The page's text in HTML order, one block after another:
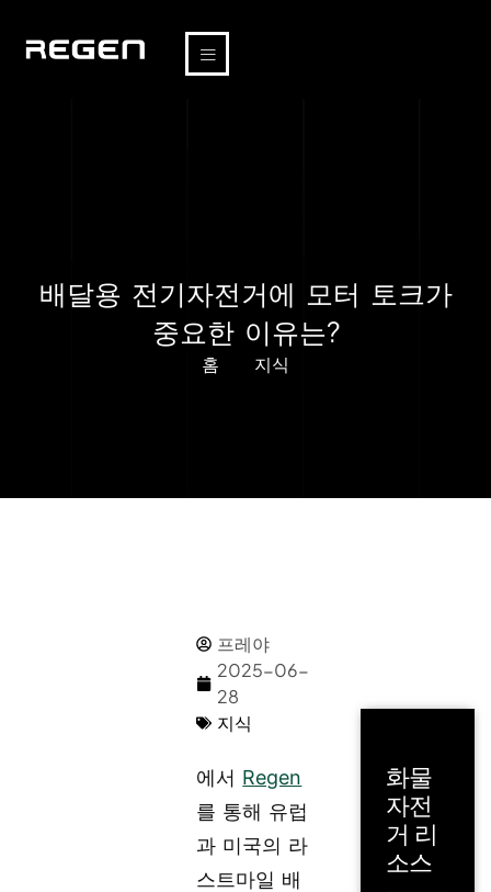
배달용 전기자전거에 모터 토크가
중요한 이유는?
홈 지식
프레야
2025-06-
28
지식
에서 Regen
를 통해 유럽
과 미국의 라
스트마일 배
화물
자전
거 리
소스